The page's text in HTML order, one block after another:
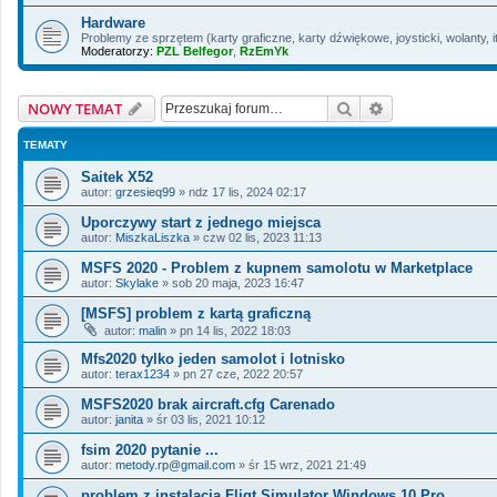
Hardware
Problemy ze sprzętem (karty graficzne, karty dźwiękowe, joysticki, wolanty,
Moderatorzy: PZL Belfegor, RzEmYk
NOWY TEMAT Szukaj
TEMATY
Saitek X52
autor: grzesieq99 » ndz 17 lis, 2024 02:17
Uporczywy start z jednego miejsca
autor: MiszkaLiszka » czw 02 lis, 2023 11:13
MSFS 2020 - Problem z kupnem samolotu w Marketplace
autor: Skylake » sob 20 maja, 2023 16:47
[MSFS] problem z kartą graficzną
autor: malin » pn 14 lis, 2022 18:03
Mfs2020 tylko jeden samolot i lotnisko
autor: terax1234 » pn 27 cze, 2022 20:57
MSFS2020 brak aircraft.cfg Carenado
autor: janita » śr 03 lis, 2021 10:12
fsim 2020 pytanie ...
autor: metody.rp@gmail.com » śr 15 wrz, 2021 21:49